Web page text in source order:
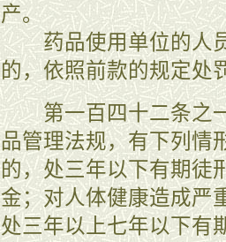
产。
药品使用单位的人员
的，依照前款的规定处
第一百四十二条之一
品管理法规，有下列情
的，处三年以下有期徒
金；对人体健康造成严
处三年以上七年以下有